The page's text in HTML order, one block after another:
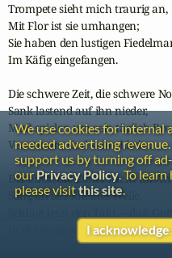
Trompete sieht mich traurig an,
Mit Flor ist sie umhangen;
Sie haben den lustigen
Im Käfig eingefangen.
Die schwere Zeit, die schwere
Sank lastend auf ihn nieder,
Muß spielen um sein täglich
Verstummt sind seine Lieder.
Der einst, die Zither leicht im
Sang an des Rheines Welle,
In der Sistin'schen Kapelle.
We use cookies for internal
needed advertising
support us by turning off
ourPrivacy Policy. To
please visitthis site.
I